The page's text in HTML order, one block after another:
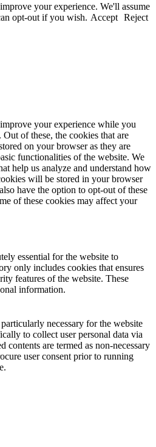
your experience. We'll assume
opt-out if you wish. Accept Reject
your experience while you
of these, the cookies that are
on your browser as they are
functionalities of the website. We
help us analyze and understand how
will be stored in your browser
have the option to opt-out of these
of these cookies may affect your
essential for the website to
only includes cookies that ensures
features of the website. These
information.
necessary for the website
to collect user personal data via
contents are termed as non-necessary
user consent prior to running